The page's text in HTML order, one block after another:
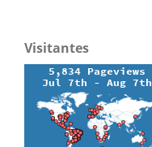
Visitantes